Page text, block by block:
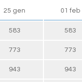
25 gen 01 feb
583 583
773 773
943 943